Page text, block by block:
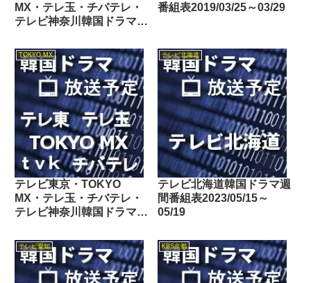
MX・テレ玉・チバテレ・
テレビ神奈川韓国ドラマ週
01/28
番組表2019/03/25～03/29
TOKYO MX
テレビ東京・TOKYO
MX・テレ玉・チバテレ・
テレビ神奈川韓国ドラマ週
03/10
テレビ北海道
テレビ北海道韓国ドラマ週
間番組表2023/05/15～
05/19
テレビ愛知 KBS京都